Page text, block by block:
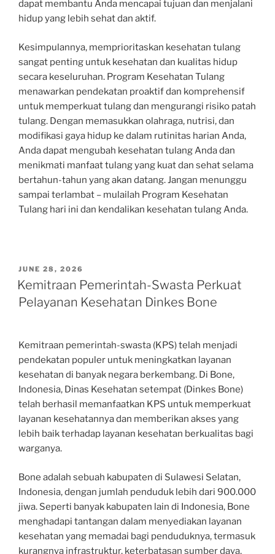
dapat membantu Anda mencapai tujuan dan menjalani
hidup yang lebih sehat dan aktif.
Kesimpulannya, memprioritaskan kesehatan tulang
sangat penting untuk kesehatan dan kualitas hidup
secara keseluruhan. Program Kesehatan Tulang
menawarkan pendekatan proaktif dan komprehensif
untuk memperkuat tulang dan mengurangi risiko patah
tulang. Dengan memasukkan olahraga, nutrisi, dan
modifikasi gaya hidup ke dalam rutinitas harian Anda,
Anda dapat mengubah kesehatan tulang Anda dan
menikmati manfaat tulang yang kuat dan sehat selama
bertahun-tahun yang akan datang. Jangan menunggu
sampai terlambat – mulailah Program Kesehatan
Tulang hari ini dan kendalikan kesehatan tulang Anda.
POSTED
ON
JUNE 28, 2026
Kemitraan Pemerintah-Swasta Perkuat
Pelayanan Kesehatan Dinkes Bone
Kemitraan pemerintah-swasta (KPS) telah menjadi
pendekatan populer untuk meningkatkan layanan
kesehatan di banyak negara berkembang. Di Bone,
Indonesia, Dinas Kesehatan setempat (Dinkes Bone)
telah berhasil memanfaatkan KPS untuk memperkuat
layanan kesehatannya dan memberikan akses yang
lebih baik terhadap layanan kesehatan berkualitas bagi
warganya.
Bone adalah sebuah kabupaten di Sulawesi Selatan,
Indonesia, dengan jumlah penduduk lebih dari 900.000
jiwa. Seperti banyak kabupaten lain di Indonesia, Bone
menghadapi tantangan dalam menyediakan layanan
kesehatan yang memadai bagi penduduknya, termasuk
kurangnya infrastruktur, keterbatasan sumber daya,